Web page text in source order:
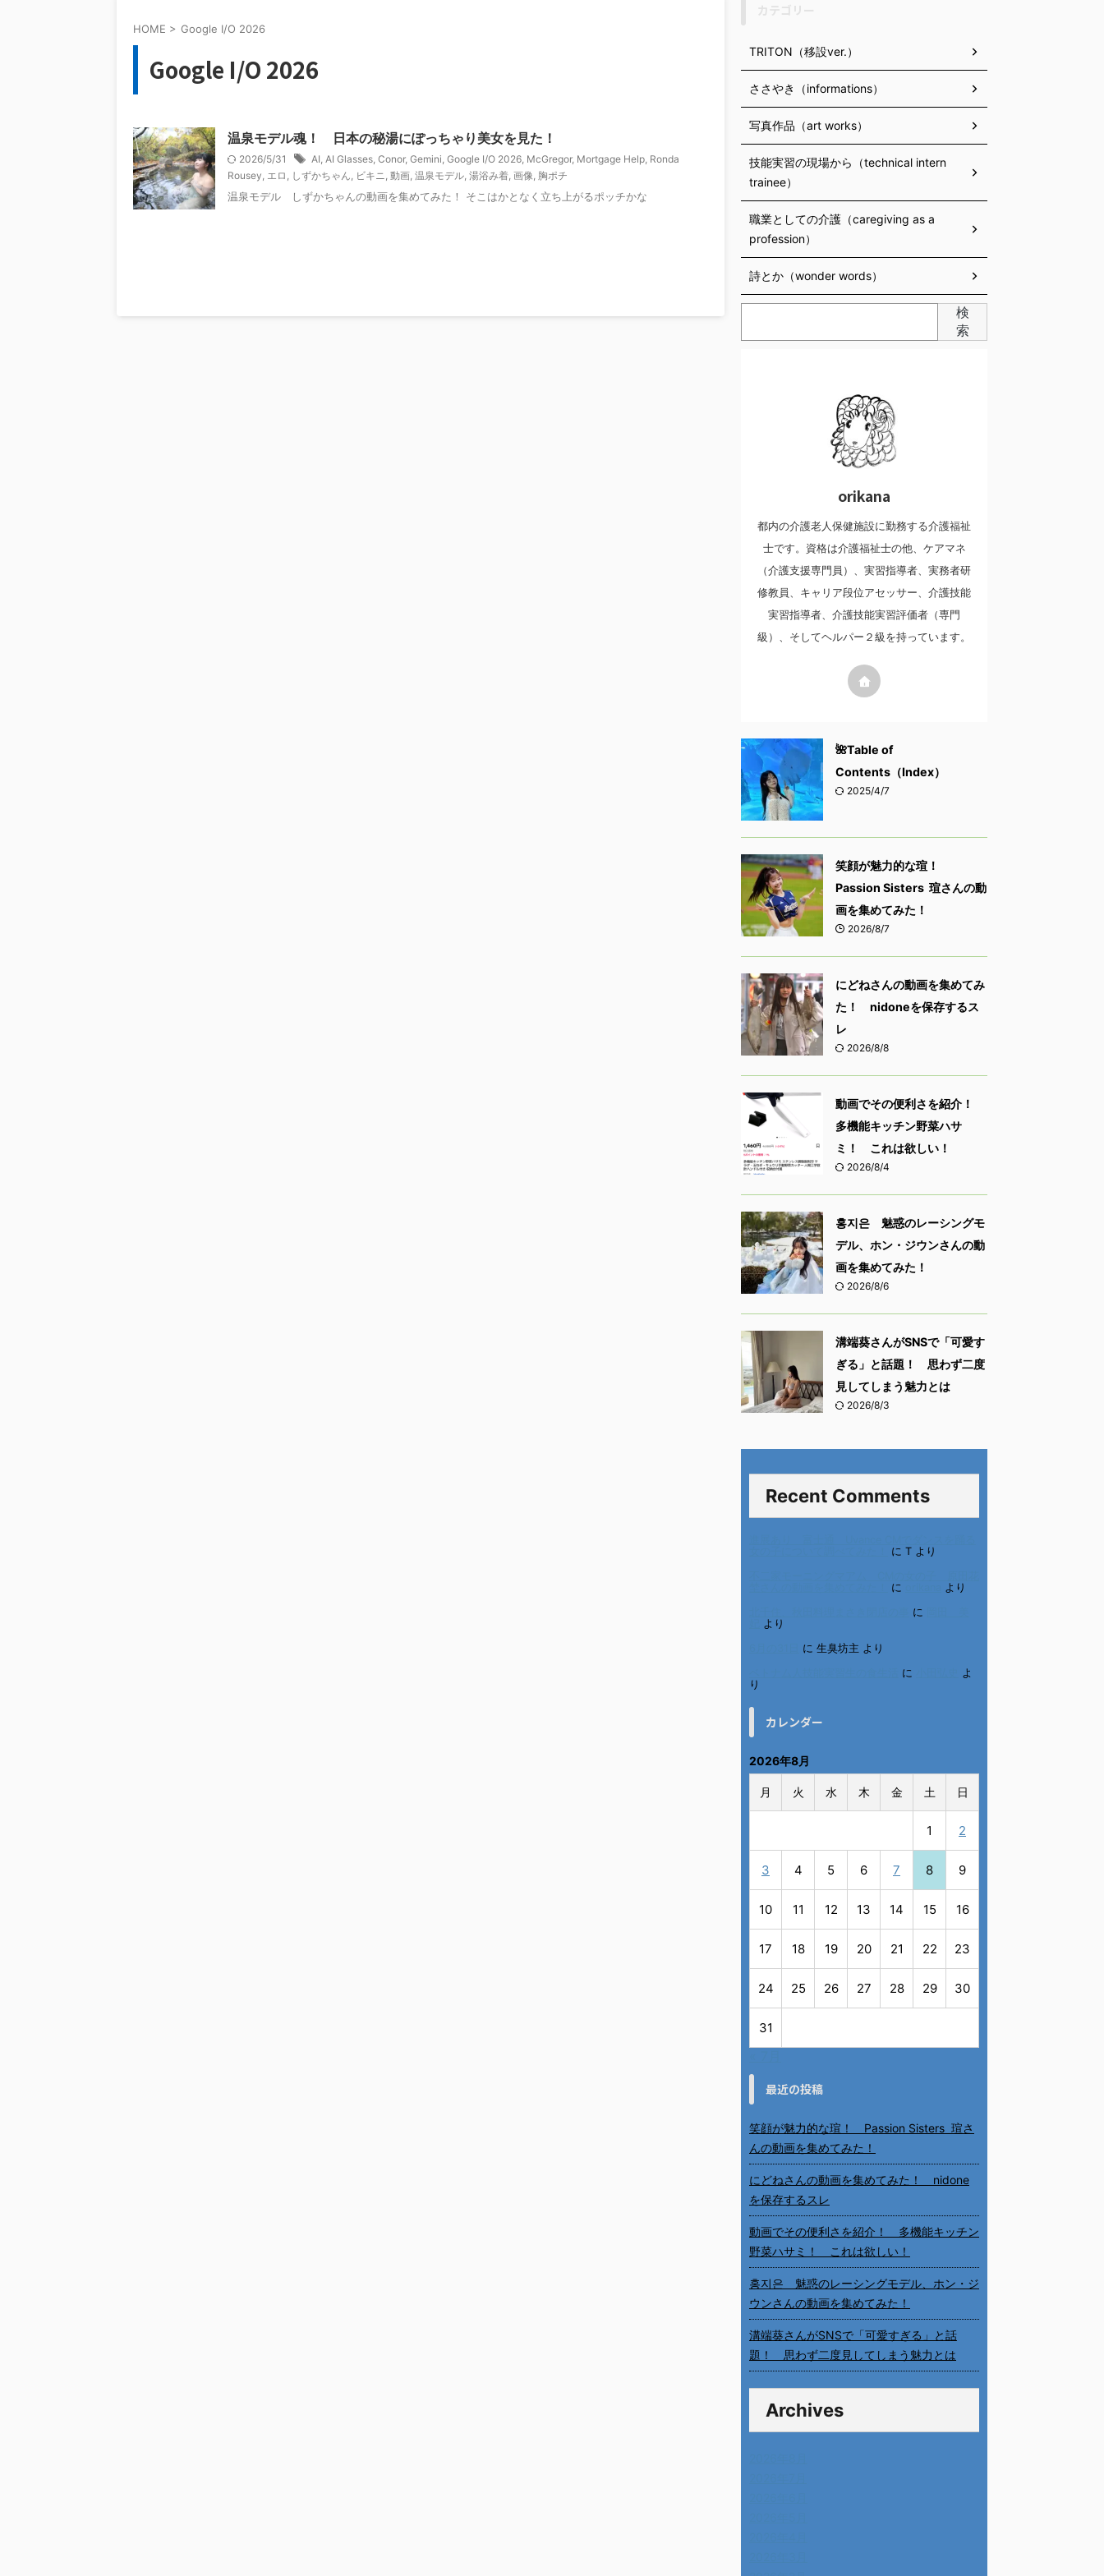
HOME > Google I/O 2026
Google I/O 2026
温泉モデル魂！ 日本の秘湯にぽっちゃり美女を見た！
2026/5/31 AI, AI Glasses, Conor, Gemini, Google I/O 2026, McGregor, Mortgage Help, Ronda
Rousey, エロ , しずかちゃん, ビキニ, 動画, 温泉モデル, 湯浴み着, 画像, 胸ポチ
温泉モデル しずかちゃんの動画を集めてみた！ そこはかとなく立ち上がるポッチかな
TRITON（移設ver.）
ささやき（informations）
写真作品（art works）
技能実習の現場から（technical intern
trainee）
職業としての介護（caregiving as a
profession）
詩とか（wonder words）
検
索
orikana
都内の介護老人保健施設に勤務する介護福祉
士です。資格は介護福祉士の他、ケアマネ
（介護支援専門員）、実習指導者、実務者研
修教員、キャリア段位アセッサー、介護技能
実習指導者、介護技能実習評価者（専門
級）、そしてヘルパー２級を持っています。
🌺Table of
Contents（Index）
2025/4/7
笑顔が魅力的な瑄！
Passion Sisters 瑄さんの動
画を集めてみた！
2026/8/7
にどねさんの動画を集めてみ
た！ nidoneを保存するス
レ
2026/8/8
動画でその便利さを紹介！
多機能キッチン野菜ハサ
ミ！ これは欲しい！
2026/8/4
홍지은 魅惑のレーシングモ
デル、ホン・ジウンさんの動
画を集めてみた！
2026/8/6
溝端葵さんがSNSで「可愛す
ぎる」と話題！ 思わず二度
見してしまう魅力とは
2026/8/3
Recent Comments
に T より
に
より
に
より
に 生臭坊主 より
に
よ
り
カレンダー
2026年8月
月 火 水 木 金 土 日
1 2
3 4 5 6 7 8 9
10 11 12 13 14 15 16
17 18 19 20 21 22 23
24 25 26 27 28 29 30
31
最近の投稿
笑顔が魅力的な瑄！ Passion Sisters 瑄さ
んの動画を集めてみた！
にどねさんの動画を集めてみた！ nidone
を保存するスレ
動画でその便利さを紹介！ 多機能キッチン
野菜ハサミ！ これは欲しい！
홍지은 魅惑のレーシングモデル、ホン・ジ
ウンさんの動画を集めてみた！
溝端葵さんがSNSで「可愛すぎる」と話
題！ 思わず二度見してしまう魅力とは
Archives